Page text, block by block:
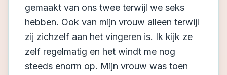
gemaakt van ons twee terwijl we seks
hebben. Ook van mijn vrouw alleen terwijl
zij zichzelf aan het vingeren is. Ik kijk ze
zelf regelmatig en het windt me nog
steeds enorm op. Mijn vrouw was toen